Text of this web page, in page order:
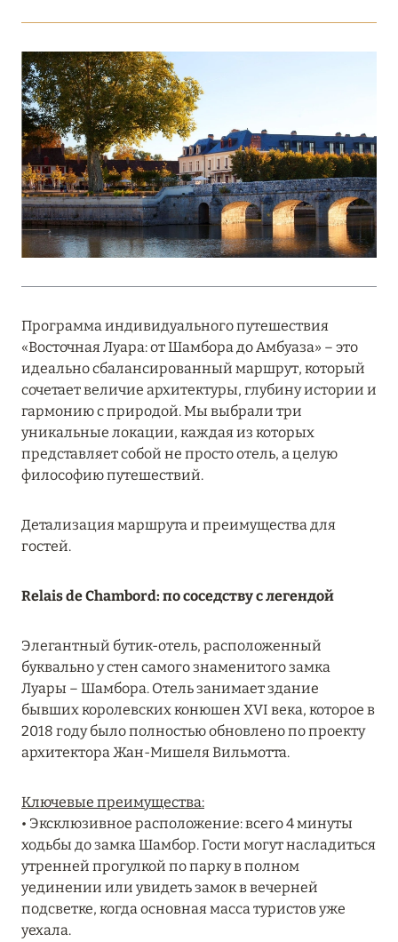
18 мая 2026
THE ST. REGIS MALDIVES VOMMULI:
МАНИФЕСТ ЭСТЕТИКИ В САМОМ СЕРДЦЕ
ОКЕАНА
Подробнее
27 апреля 2026
ПРЯМОЙ ПЕРЕЛЁТ
Подробнее
20 марта 2026
MARCH GRAND ESCAPE: ПРЕДЛОЖЕНИЕ ОТ Á
LA CARTE PREMIUM ПО ОТЕЛЮ WALDORF
ASTORIA MALDIVES ITHAAFUSHI, МАЛЬДИВЫ
12 ноября 2025
NOVEMBER
Подробнее
13 мая 2025
ЗАБРОНИРУЙТЕ FOUR SEASONS RESORT
DUBAI AT JUMEIRAH BEACH ПО ЛУЧШИМ
Подробнее
04 апреля 2025
ATLANTIS THE PALM: НОВЫЙ ПАКЕТ
НАПИТКОВ ДЛЯ HB И FB
Программа индивидуального путешествия
«Восточная Луара: от Шамбора до Амбуаза» – это
идеально сбалансированный маршрут, который
сочетает величие архитектуры, глубину истории и
гармонию с природой. Мы выбрали три
уникальные локации, каждая из которых
представляет собой не просто отель, а целую
философию путешествий.
Детализация маршрута и преимущества для
гостей.
Relais de Chambord: по соседству с легендой
Элегантный бутик-отель, расположенный
буквально у стен самого знаменитого замка
Луары – Шамбора. Отель занимает здание
бывших королевских конюшен XVI века, которое в
2018 году было полностью обновлено по проекту
архитектора Жан-Мишеля Вильмотта.
Ключевые преимущества:
• Эксклюзивное расположение: всего 4 минуты
ходьбы до замка Шамбор. Гости могут насладиться
утренней прогулкой по парку в полном
уединении или увидеть замок в вечерней
подсветке, когда основная масса туристов уже
уехала.